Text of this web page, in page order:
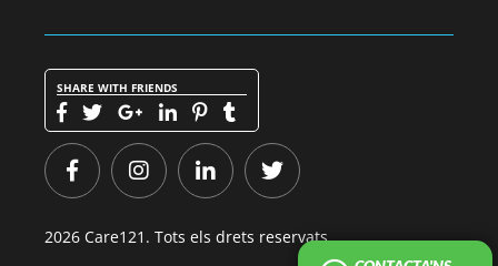
SHARE WITH FRIENDS
2026 Care121. Tots els drets reservats.